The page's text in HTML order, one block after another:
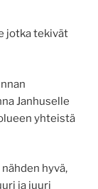
jotka tekivät
Janhuselle
yhteistä
hyvä,
ja juuri